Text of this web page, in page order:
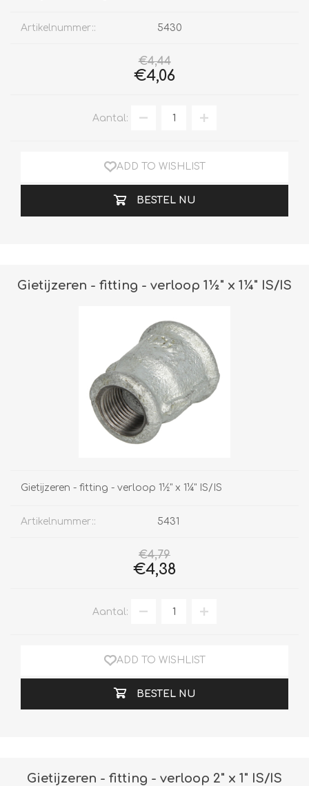
Artikelnummer:: 5430
€4,44
€4,06
Aantal:
ADD TO WISHLIST
BESTEL NU
Gietijzeren - fitting - verloop 1½" x 1¼" IS/IS
Gietijzeren - fitting - verloop 1½" x 1¼" IS/IS
Artikelnummer:: 5431
€4,79
€4,38
Aantal:
ADD TO WISHLIST
BESTEL NU
Gietijzeren - fitting - verloop 2" x 1" IS/IS